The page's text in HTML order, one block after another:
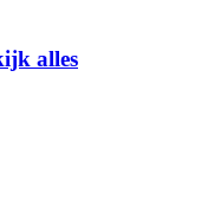
alles